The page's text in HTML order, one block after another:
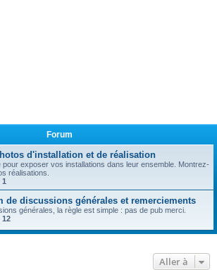
Forum
d'installation et de réalisation
pour exposer vos installations dans leur ensemble. Montrez-
réalisations.
1
de discussions générales et remerciements
générales, la règle est simple : pas de pub merci.
12
Aller à